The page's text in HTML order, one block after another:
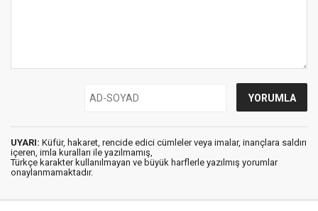
UYARI: Küfür, hakaret, rencide edici cümleler veya imalar, inançlara saldırı
içeren, imla kuralları ile yazılmamış,
Türkçe karakter kullanılmayan ve büyük harflerle yazılmış yorumlar
onaylanmamaktadır.